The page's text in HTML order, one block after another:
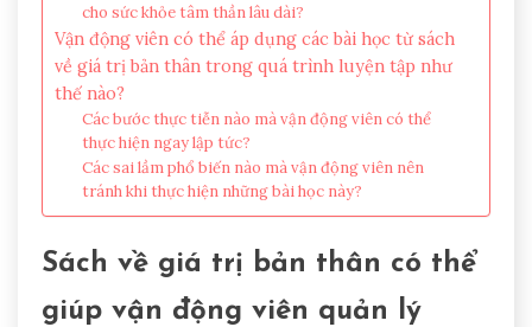
cho sức khỏe tâm thần lâu dài?
Vận động viên có thể áp dụng các bài học từ sách
về giá trị bản thân trong quá trình luyện tập như
thế nào?
Các bước thực tiễn nào mà vận động viên có thể
thực hiện ngay lập tức?
Các sai lầm phổ biến nào mà vận động viên nên
tránh khi thực hiện những bài học này?
Sách về giá trị bản thân có thể
giúp vận động viên quản lý